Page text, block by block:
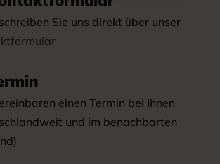
Sie uns direkt über unser
einen Termin bei Ihnen
und im benachbarten